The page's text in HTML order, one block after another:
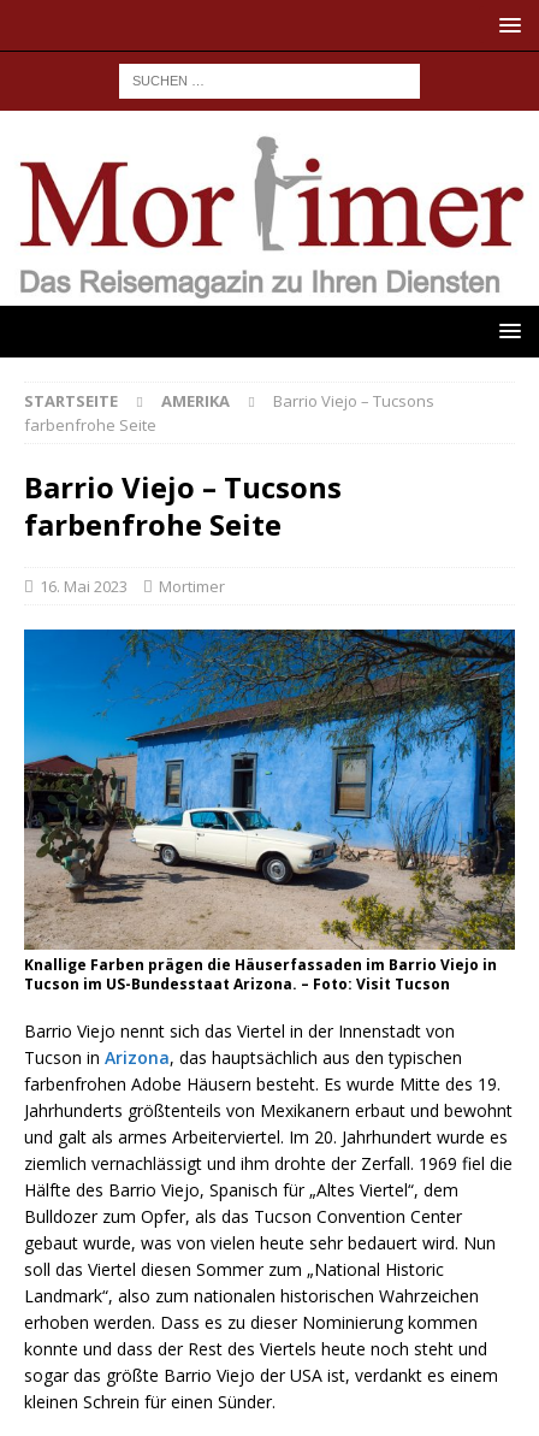
STARTSEITE AMERIKA
Barrio Viejo – Tucsons
farbenfrohe Seite
Barrio Viejo – Tucsons
farbenfrohe Seite
16. Mai 2023 Mortimer
Knallige Farben prägen die Häuserfassaden im Barrio Viejo in
Tucson im US-Bundesstaat Arizona. – Foto: Visit Tucson
Barrio Viejo nennt sich das Viertel in der Innenstadt von
Tucson in Arizona, das hauptsächlich aus den typischen
farbenfrohen Adobe Häusern besteht. Es wurde Mitte des 19.
Jahrhunderts größtenteils von Mexikanern erbaut und bewohnt
und galt als armes Arbeiterviertel. Im 20. Jahrhundert wurde es
ziemlich vernachlässigt und ihm drohte der Zerfall. 1969 fiel die
Hälfte des Barrio Viejo, Spanisch für „Altes Viertel“, dem
Bulldozer zum Opfer, als das Tucson Convention Center
gebaut wurde, was von vielen heute sehr bedauert wird. Nun
soll das Viertel diesen Sommer zum „National Historic
Landmark“, also zum nationalen historischen Wahrzeichen
erhoben werden. Dass es zu dieser Nominierung kommen
konnte und dass der Rest des Viertels heute noch steht und
sogar das größte Barrio Viejo der USA ist, verdankt es einem
kleinen Schrein für einen Sünder.